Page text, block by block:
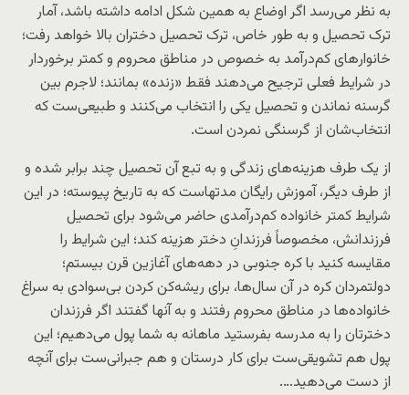
به نظر می‌رسد اگر اوضاع به همین شکل ادامه داشته باشد، آمار
ترک تحصیل و به طور خاص، ترک تحصیل دختران بالا خواهد رفت؛
خانوارهای کم‌درآمد به خصوص در مناطق محروم و کمتر برخوردار
در شرایط فعلی ترجیح می‌دهند فقط «زنده» بمانند؛ لاجرم بین
گرسنه نماندن و تحصیل یکی را انتخاب می‌کنند و طبیعی‌ست که
انتخاب‌شان از گرسنگی نمردن است.
از یک طرف هزینه‌های زندگی و به تبع آن تحصیل چند برابر شده و
از طرف دیگر، آموزش رایگان مدتهاست که به تاریخ پیوسته؛ در این
شرایط کمتر خانواده کم‌درآمدی حاضر می‌شود برای تحصیل
فرزندانش، مخصوصاً فرزندانِ دختر هزینه کند؛ این شرایط را
مقایسه کنید با کره جنوبی در دهه‌های آغازین قرن بیستم؛
دولتمردان کره در آن سال‌ها، برای ریشه‌کن کردن بی‌سوادی به سراغ
خانواده‌ها در مناطق محروم رفتند و به آنها گفتند اگر فرزندان
دخترتان را به مدرسه بفرستید ماهانه به شما پول می‌دهیم؛ این
پول هم تشویقی‌ست برای کار درستان و هم جبرانی‌ست برای آنچه
از دست می‌دهید….